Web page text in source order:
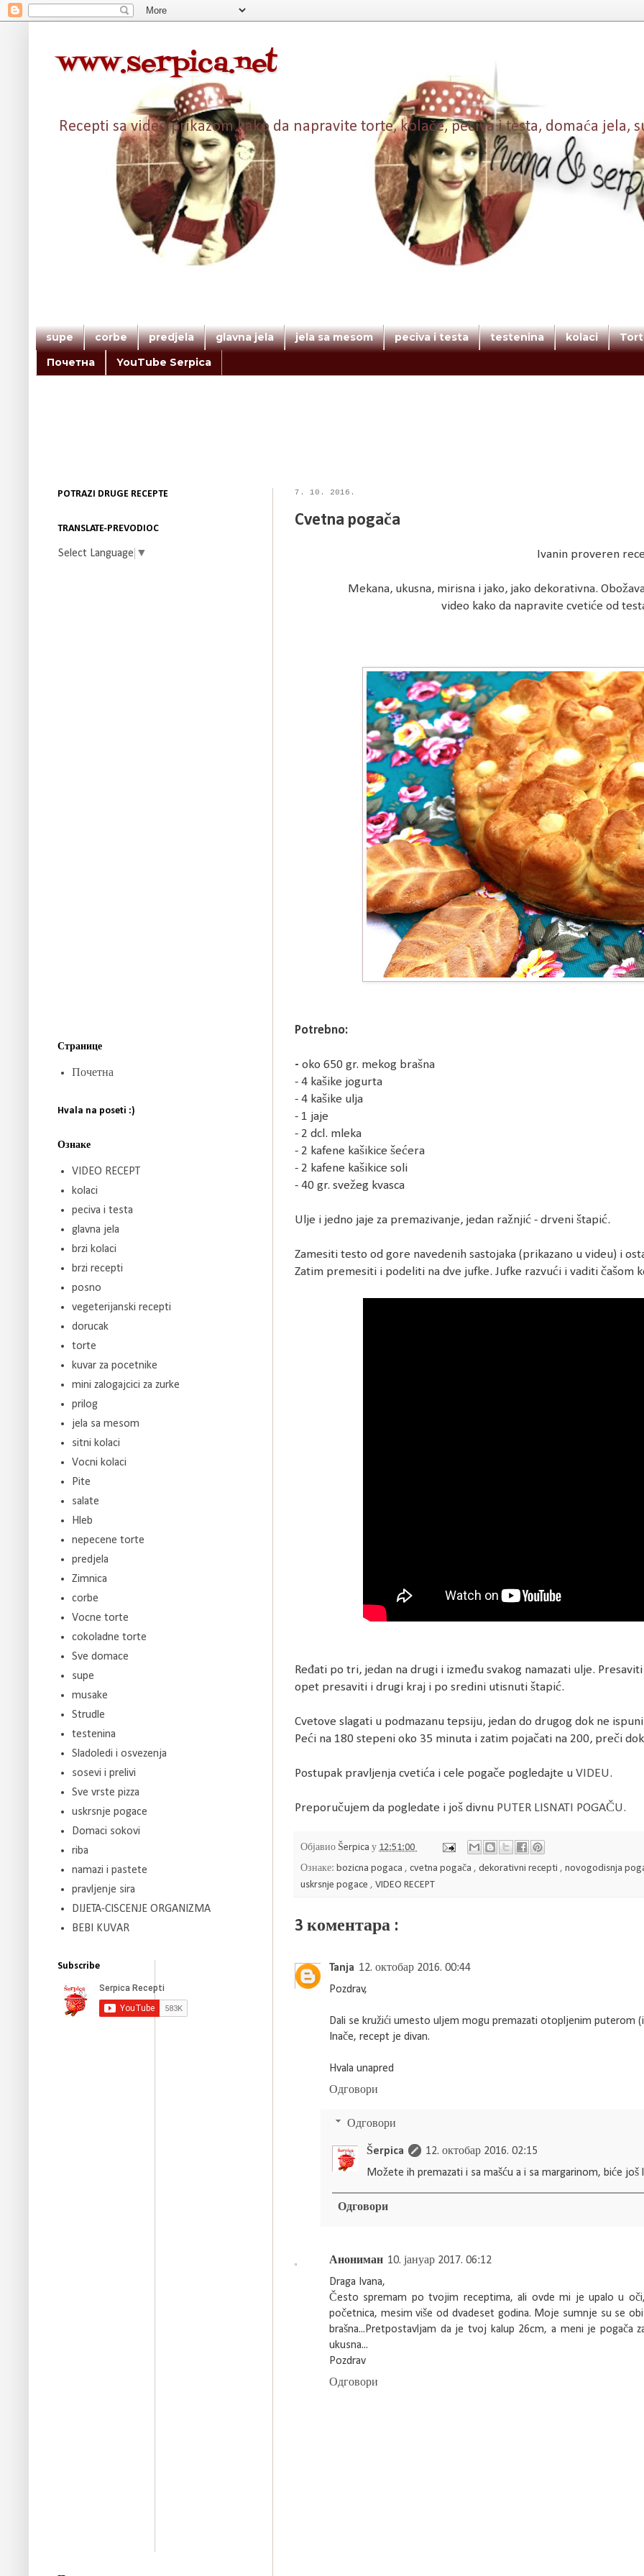
www.serpica.net
Recepti sa video prikazom kako da napravite torte, kolače, peciva i testa, domaća jela,
supe corbe predjela glavna jela jela sa mesom peciva i testa testenina kolaci
Почетна
YouTube Serpica
7. 10. 2016.
Cvetna pogača
Ivanin proveren
Mekana, ukusna, mirisna i jako, jako dekorativna.
video kako da napravite cvetiće od
Potrebno:
- oko 650 gr. mekog brašna
- 4 kašike jogurta
- 4 kašike ulja
- 1 jaje
- 2 dcl. mleka
- 2 kafene kašikice šećera
- 2 kafene kašikice soli
- 40 gr. svežeg kvasca
Ulje i jedno jaje za premazivanje, jedan ražnjić - drveni štapić.
Zamesiti testo od gore navedenih sastojaka (prikazano u videu) i
Zatim premesiti i podeliti na dve jufke. Jufke razvući i vaditi čašom
Ređati po tri, jedan na drugi i između svakog namazati ulje.
opet presaviti i drugi kraj i po sredini utisnuti štapić.
Cvetove slagati u podmazanu tepsiju, jedan do drugog dok ne
Peći na 180 stepeni oko 35 minuta i zatim pojačati na 200, preči
Postupak pravljenja cvetića i cele pogače pogledajte u VIDEU.
Preporučujem da pogledate i još divnu PUTER LISNATI POGAČU.
Објавио Šerpica у 12:51:00
Ознаке: bozicna pogaca , cvetna pogača , dekorativni recepti , novogodisnja
uskrsnje pogace , VIDEO RECEPT
3 коментара :
Tanja 12. октобар 2016. 00:44
Pozdrav,
Dali se kružići umesto uljem mogu premazati otopljenim puterom
Inače, recept je divan.
Hvala unapred
Одговори
Одговори
Šerpica
12. октобар 2016. 02:15
Možete ih premazati i sa mašću a i sa margarinom, biće
Одговори
Анониман 10. јануар 2017. 06:12
Draga Ivana,
Često spremam po tvojim receptima, ali ovde mi je upalo u oči,
početnica, mesim više od dvadeset godina. Moje sumnje su se
brašna...Pretpostavljam da je tvoj kalup 26cm, a meni je pogača
ukusna...
Pozdrav
Одговори
POTRAZI DRUGE RECEPTE
TRANSLATE-PREVODIOC
Select Language ▼
Странице
Почетна
Hvala na poseti :)
Ознаке
VIDEO RECEPT
kolaci
peciva i testa
glavna jela
brzi kolaci
brzi recepti
posno
vegeterijanski recepti
dorucak
torte
kuvar za pocetnike
mini zalogajcici za zurke
prilog
jela sa mesom
sitni kolaci
Vocni kolaci
Pite
salate
Hleb
nepecene torte
predjela
Zimnica
corbe
Vocne torte
cokoladne torte
Sve domace
supe
musake
Strudle
testenina
Sladoledi i osvezenja
sosevi i prelivi
Sve vrste pizza
uskrsnje pogace
Domaci sokovi
riba
namazi i pastete
pravljenje sira
DIJETA-CISCENJE ORGANIZMA
BEBI KUVAR
Subscribe